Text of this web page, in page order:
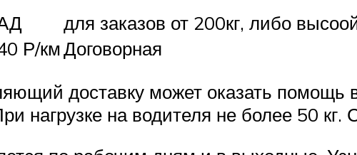
для заказов от 200кг, либо
Р/кмДоговорная
доставку может оказать помощь
нагрузке на водителя не более 50